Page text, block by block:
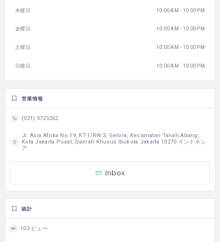
木曜日 10:00 AM - 10:00 PM
金曜日 10:00 AM - 10:00 PM
土曜日 10:00 AM - 10:00 PM
日曜日 10:00 AM - 10:00 PM
営業情報
(021) 5725262
Jl. Asia Afrika No.19, RT.1/RW.3, Gelora, Kecamatan Tanah Abang,
Kota Jakarta Pusat, Daerah Khusus Ibukota Jakarta 10270 インドネシ
ア
Inbox
統計
103 ビュー